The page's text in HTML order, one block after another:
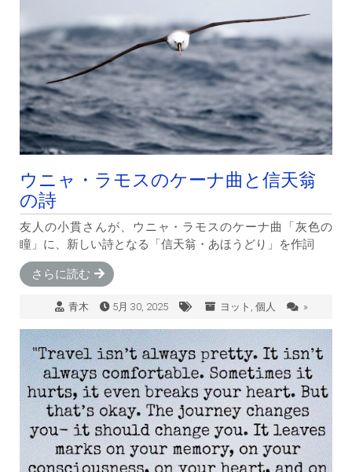
ウニャ・ラモスのケーナ曲と信天翁
の詩
友人の小貫さんが、ウニャ・ラモスのケーナ曲「灰色の
瞳」に、新しい詩となる「信天翁・あほうどり」を作詞
さらに読む
青木 5月 30, 2025 ヨット , 個人 »